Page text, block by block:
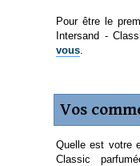
Pour être le
Intersand -
vous.
Vos
Quelle est votre
Classic